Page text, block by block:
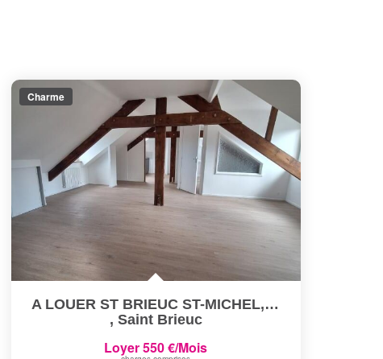
Charme
A LOUER ST BRIEUC ST-MICHEL, T2 Rénové CHARME
, Saint Brieuc
Loyer 550 €/mois